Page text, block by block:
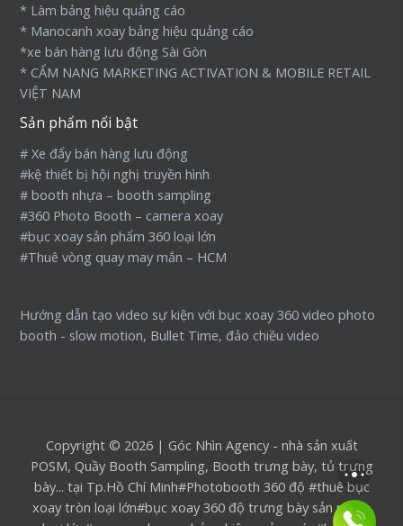
* Làm bảng hiệu quảng cáo
* Manocanh xoay bảng hiệu quảng cáo
*xe bán hàng lưu động Sài Gòn
* CẨM NANG MARKETING ACTIVATION & MOBILE RETAIL
VIỆT NAM
Sản phẩm nổi bật
# Xe đẩy bán hàng lưu động
#kệ thiết bị hội nghị truyền hình
# booth nhựa – booth sampling
#360 Photo Booth – camera xoay
#bục xoay sản phẩm 360 loại lớn
#Thuê vòng quay may mắn – HCM
Hướng dẫn tạo video sự kiện với bục xoay 360 video photo
booth - slow motion, Bullet Time, đảo chiều video
Copyright © 2026 | Góc Nhìn Agency - nhà sản xuất
POSM, Quầy Booth Sampling, Booth trưng bày, tủ trưng
bày... tại Tp.Hồ Chí Minh#Photobooth 360 độ #thuê bục
xoay tròn loại lớn#bục xoay 360 độ trưng bày sản phẩm